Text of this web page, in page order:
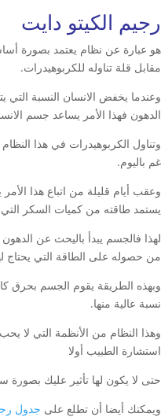
رجيم الكيتو دايت
هو عبارة عن نظام يعتمد بصورة
مقابل قلة تناوله للكربوهيدرات.
وعندما يخفض الانسان النسبة التي
الدهون فهذا الأمر يساعد جسم
غم باليوم.
وعقب أيام قليلة من اتباع هذا
يستمد طاقته من كميات السكر التي
لهذا فالجسم يبدأ باليحث عن
من حصوله على الطاقة التي يحتاج
وبهذه الطريقة يقوم الجسم بحرق
نسبة عالية منها.
وهذا النظام من الأنظمة التي لا
استشارة الطبيب أولا
حتى لا يكون لها تأثير عليك بصورة
ويمكنك أيضا أن تطلع على جدول